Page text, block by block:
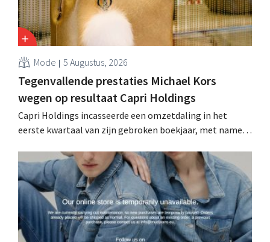
Mode 5 Augustus, 2026
Tegenvallende prestaties Michael Kors
wegen op resultaat Capri Holdings
Capri Holdings incasseerde een omzetdaling in het
eerste kwartaal van zijn gebroken boekjaar, met name
Kors, ondanks sterke resultaten van Jimmy Choo.